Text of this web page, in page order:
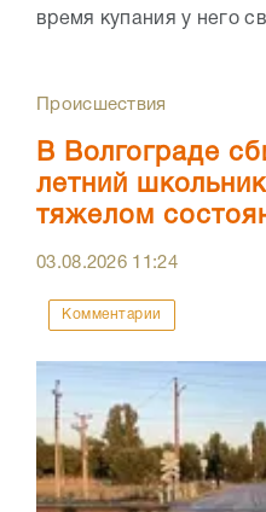
время купания у него
Происшествия
В Волгограде
летний
тяжелом
03.08.2026 11:24
Комментарии